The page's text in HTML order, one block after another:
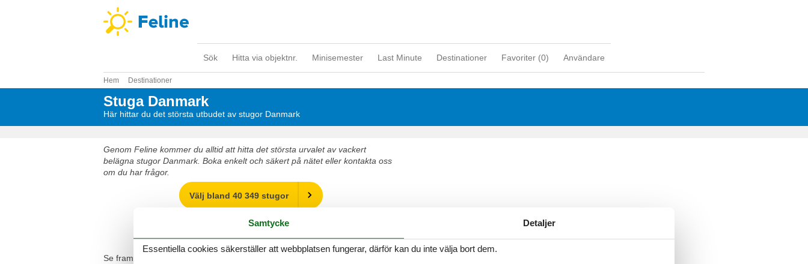
Sök Hitta via objektnr. Minisemester Last Minute Destinationer Favoriter (0) Användare
Hem Destinationer
Stuga Danmark
Här hittar du det största utbudet av stugor Danmark
Genom Feline kommer du alltid att hitta det största urvalet av vackert
belägna stugor Danmark. Boka enkelt och säkert på nätet eller kontakta oss
om du har frågor.
Välj bland 40 349 stugor
Destinationer i Danmark
Se fram emot en underbar semester med gott om tid för varandra i en vacker stuga Danmark
Samtycke Detaljer
Essentiella cookies säkerställer att webbplatsen fungerar, därför kan du inte välja bort dem.